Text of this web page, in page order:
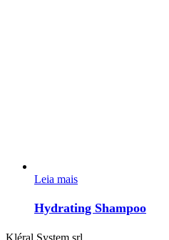
Leia mais
Hydrating Shampoo
Kléral System srl